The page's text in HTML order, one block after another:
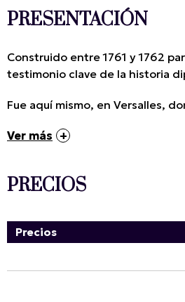
PRESENTACIÓN
Construido entre 1761 y 1762
testimonio clave de la historia
Fue aquí mismo, en Versalles,
Ver más
PRECIOS
Precios